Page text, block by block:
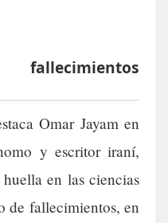
Omar Jayam en
y escritor iraní,
en las ciencias
de fallecimientos, en